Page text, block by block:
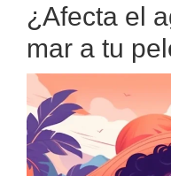
el
cabello
rizado
¿Afecta el
mar a tu